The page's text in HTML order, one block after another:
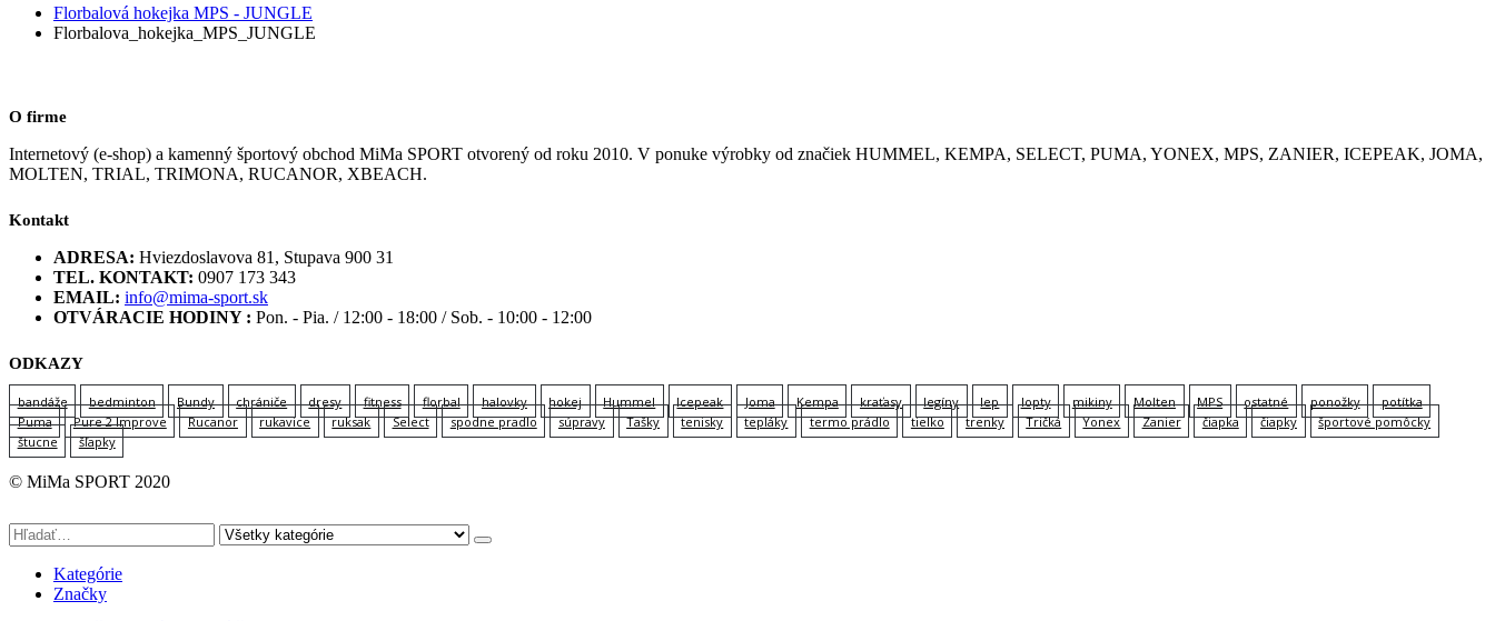
Florbalová hokejka MPS - JUNGLE
Florbalova_hokejka_MPS_JUNGLE
O firme
Internetový (e-shop) a kamenný športový obchod MiMa SPORT otvorený od roku 2010. V ponuke výrobky od značiek HUMMEL, KEMPA, SELECT, PUMA, YONEX, MPS, ZANIER, ICEPEAK, JOMA,
MOLTEN, TRIAL, TRIMONA, RUCANOR, XBEACH.
Kontakt
ADRESA: Hviezdoslavova 81, Stupava 900 31
TEL. KONTAKT: 0907 173 343
EMAIL: info@mima-sport.sk
OTVÁRACIE HODINY : Pon. - Pia. / 12:00 - 18:00 / Sob. - 10:00 - 12:00
ODKAZY
bandáže bedminton Bundy chrániče dresy fitness florbal halovky hokej Hummel Icepeak Joma Kempa kraťasy legíny lep lopty mikiny Molten MPS ostatné ponožky
potítka
Puma
Pure 2 Improve Rucanor rukavice ruksak Select spodne pradlo súpravy Tašky tenisky tepláky termo prádlo tielko trenky Tričká Yonex Zanier čiapka čiapky
športové pomôcky
štucne
šľapky
© MiMa SPORT 2020
Kategórie
Značky